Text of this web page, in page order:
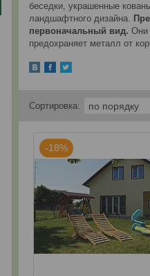
беседки, украшенные
ландшафтного дизайна.
первоначальный вид. Они
предохраняет металл от
-18%